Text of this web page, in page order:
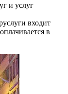
и услуг
входит
в